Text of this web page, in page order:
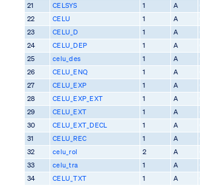
21
CELSYS 1 A
22
CELU 1 A
23
CELU_D 1 A
24
CELU_DEP 1 A
25
celu_des 1 A
26
CELU_ENQ 1 A
27
CELU_EXP 1 A
28
CELU_EXP_EXT 1 A
29
CELU_EXT 1 A
30
CELU_EXT_DECL 1 A
31
CELU_REC 1 A
32
celu_rol 2 A
33
celu_tra 1 A
34
CELU_TXT 1 A